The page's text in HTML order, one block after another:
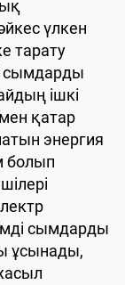
үлкен
тарату
сымдарды
ішкі
қатар
энергия
болып
сымдарды
ұсынады,